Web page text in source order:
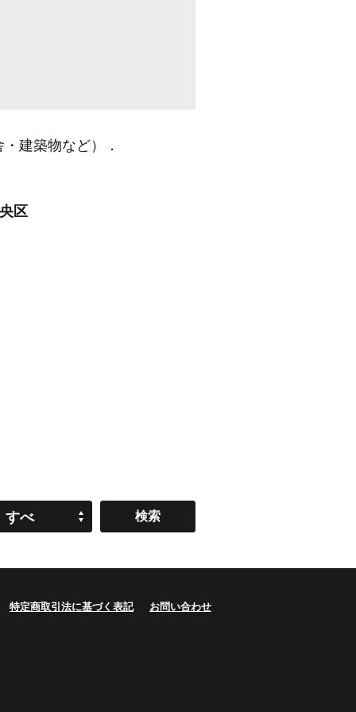
建築物など） ．
区
すべ
特定商取引法に基づく表記 お問い合わせ